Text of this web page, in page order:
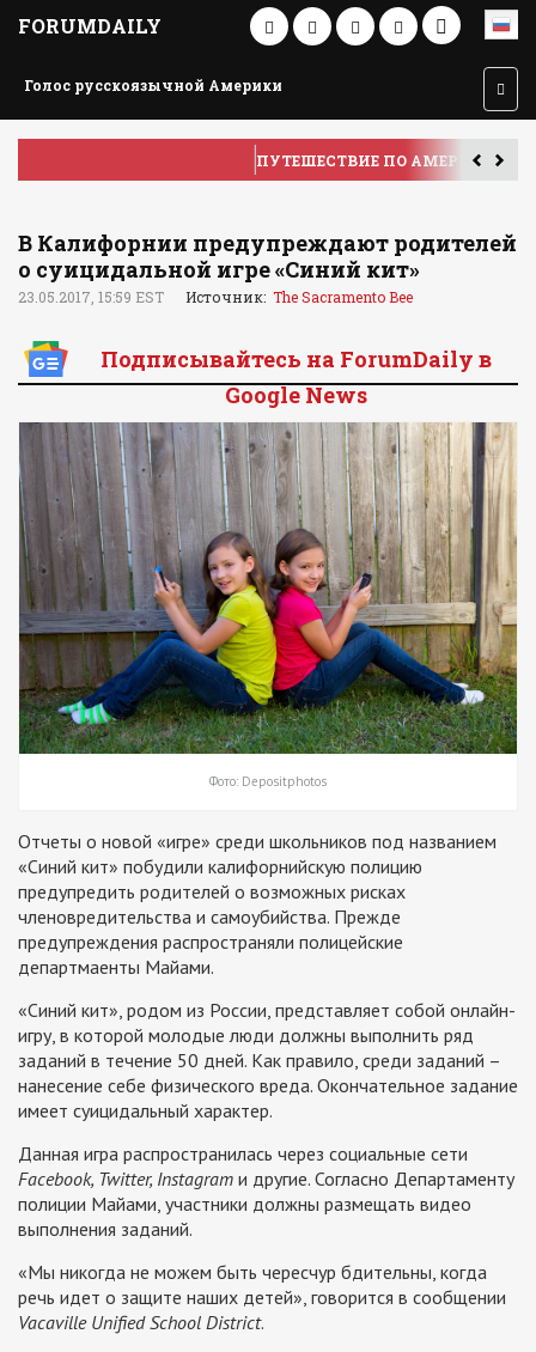
FORUMDAILY
Голос русскоязычной Америки
ПУТЕШЕСТВИЕ ПО АМЕРИКЕ
В Калифорнии предупреждают родителей
о суицидальной игре «Синий кит»
23.05.2017, 15:59 EST Источник: The Sacramento Bee
Подписывайтесь на ForumDaily в
Google News
Фото: Depositphotos
Отчеты о новой «игре» среди школьников под названием
«Синий кит» побудили калифорнийскую полицию
предупредить родителей о возможных рисках
членовредительства и самоубийства. Прежде
предупреждения распространяли полицейские
департмаенты Майами.
«Синий кит», родом из России, представляет собой онлайн-
игру, в которой молодые люди должны выполнить ряд
заданий в течение 50 дней. Как правило, среди заданий –
нанесение себе физического вреда. Окончательное задание
имеет суицидальный характер.
Данная игра распространилась через социальные сети
Facebook, Twitter, Instagram и другие. Согласно Департаменту
полиции Майами, участники должны размещать видео
выполнения заданий.
«Мы никогда не можем быть чересчур бдительны, когда
речь идет о защите наших детей», говорится в сообщении
Vacaville Unified School District.